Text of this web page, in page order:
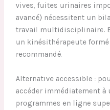
vives, fuites urinaires
avancé) nécessitent un
travail multidisciplinaire.
un kinésithérapeute
recommandé.
Alternative accessible :
accéder immédiatement à
programmes en ligne